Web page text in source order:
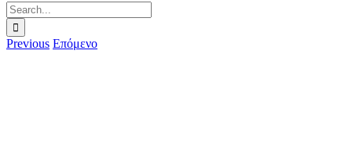
Search
for:
Previous Επόμενο